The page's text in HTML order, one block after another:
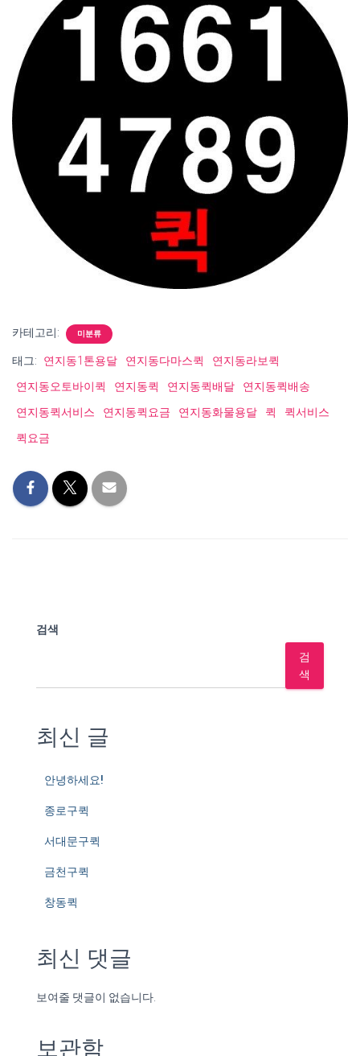
카테고리: 미분류
태그: 연지동1톤용달 연지동다마스퀵
연지동라보퀵
연지동오토바이퀵
연지동퀵 연지동퀵배달
연지동퀵배송
연지동퀵서비스
연지동퀵요금 연지동화물용달 퀵
퀵서비스
퀵요금
검색
검
색
최신 글
안녕하세요!
종로구퀵
서대문구퀵
금천구퀵
창동퀵
최신 댓글
보여줄 댓글이 없습니다.
보관함